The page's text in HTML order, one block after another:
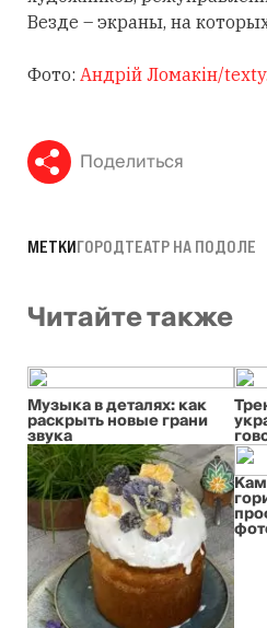
Везде – экраны, на
Фото: Андрій Ломакін/
Поделиться
МЕТКИГОРОДТЕАТР НА ПОДОЛЕ
Читайте также
Музыка в деталях: как
раскрыть новые грани
звука